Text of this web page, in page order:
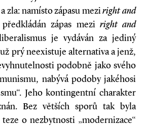
zla: namísto zápasu meziright and
zápas mezi right and
je vydáván za jediný
prý neexistuje alternativa a jenž,
podobně jako svého
nabývá podoby jakéhosi
Jeho kontingentní charakter
Bez větších sporů tak byla
o nezbytnosti „modernizace“